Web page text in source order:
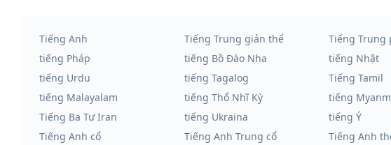
Tiếng Anh Tiếng Trung giản thể Tiếng Trung
tiếng Pháp
tiếng Bồ Đào Nha tiếng Nhật
tiếng Urdu
tiếng Tagalog Tiếng Tamil
tiếng Malayalam
tiếng Thổ Nhĩ Kỳ tiếng
Tiếng Ba Tư Iran
tiếng Ukraina tiếng Ý
Tiếng Anh cổ
Tiếng Anh Trung cổ Tiếng Anh